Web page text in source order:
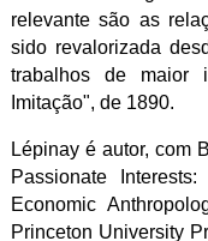
relevante são as
sido revalorizada
trabalhos de
Imitação", de 1890.
Lépinay é autor, com
Passionate
Economic
Princeton University